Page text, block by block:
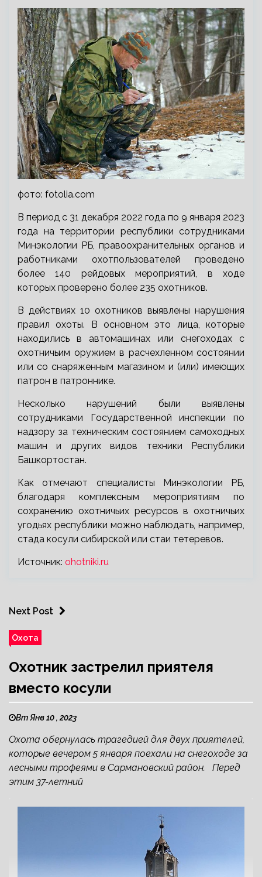
фото: fotolia.com
В период с 31 декабря 2022 года по 9 января 2023
года на территории республики сотрудниками
Минэкологии РБ, правоохранительных органов и
работниками охотпользователей проведено
более 140 рейдовых мероприятий, в ходе
которых проверено более 235 охотников.
В действиях 10 охотников выявлены нарушения
правил охоты. В основном это лица, которые
находились в автомашинах или снегоходах с
охотничьим оружием в расчехленном состоянии
или со снаряженным магазином и (или) имеющих
патрон в патроннике.
Несколько нарушений были выявлены
сотрудниками Государственной инспекции по
надзору за техническим состоянием самоходных
машин и других видов техники Республики
Башкортостан.
Как отмечают специалисты Минэкологии РБ,
благодаря комплексным мероприятиям по
сохранению охотничьих ресурсов в охотничьих
угодьях республики можно наблюдать, например,
стада косули сибирской или стаи тетеревов.
Источник: ohotniki.ru
Next Post
Охота
Охотник застрелил приятеля
вместо косули
Вт Янв 10 , 2023
Охота обернулась трагедией для двух приятелей,
которые вечером 5 января поехали на снегоходе за
лесными трофеями в Сармановский район. Перед
этим 37-летний